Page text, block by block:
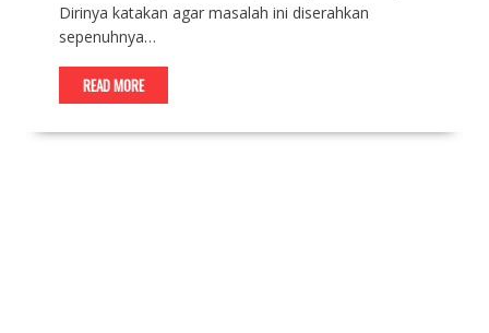
Dirinya katakan agar masalah ini diserahkan
sepenuhnya…
READ MORE